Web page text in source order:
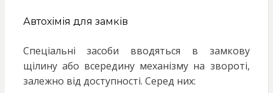
Автохімія для замків
Спеціальні засоби вводяться в замкову
щілину або всередину механізму на звороті,
залежно від доступності. Серед них: